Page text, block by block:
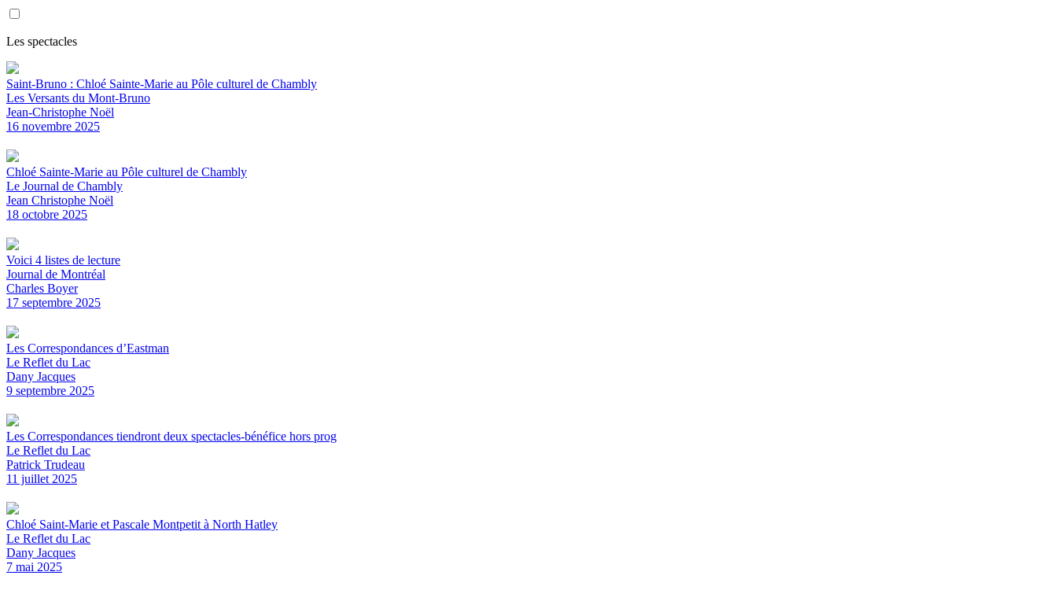
Les spectacles
Saint-Bruno : Chloé Sainte-Marie au Pôle culturel de Chambly
Les Versants du Mont-Bruno
Jean-Christophe Noël
16 novembre 2025
Chloé Sainte-Marie au Pôle culturel de Chambly
Le Journal de Chambly
Jean Christophe Noël
18 octobre 2025
Voici 4 listes de lecture
Journal de Montréal
Charles Boyer
17 septembre 2025
Les Correspondances d’Eastman
Le Reflet du Lac
Dany Jacques
9 septembre 2025
Les Correspondances tiendront deux spectacles-bénéfice hors prog
Le Reflet du Lac
Patrick Trudeau
11 juillet 2025
Chloé Saint-Marie et Pascale Montpetit à North Hatley
Le Reflet du Lac
Dany Jacques
7 mai 2025